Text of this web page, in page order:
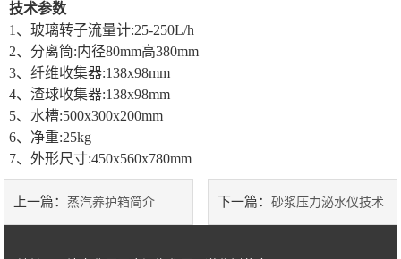
塑料管材检测试验机
技术参数
1、 玻璃转子流量计:25-250L/h
2、 分离筒:内径80mm高380mm
3、 纤维收集器:138x98mm
4、 渣球收集器:138x98mm
5、 水槽:500x300x200mm
6、 净重:25kg
7、 外形尺寸:450x560x780mm
上一篇： 蒸汽养护箱简介 下一篇： 砂浆压力泌水仪技术